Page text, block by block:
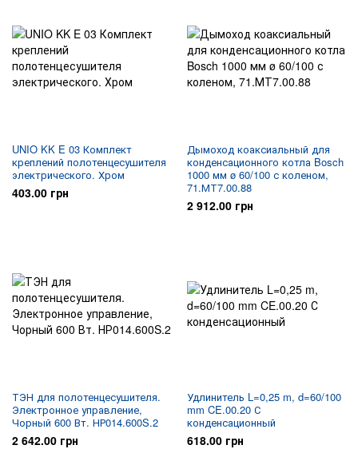
UNIO KK E 03 Комплект
креплений полотенцесушителя
электрического. Хром
403.00 грн
Дымоход коаксиальный для
конденсационного котла Bosch
1000 мм ø 60/100 с коленом,
71.МТ7.00.88
2 912.00 грн
ТЭН для полотенцесушителя.
Электронное управление,
Чорный 600 Вт. НР014.600S.2
2 642.00 грн
Удлинитель L=0,25 m, d=60/100
mm CE.00.20 С
конденсационный
618.00 грн